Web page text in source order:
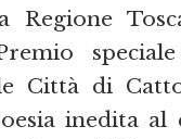
Regione
Città di
inedita al